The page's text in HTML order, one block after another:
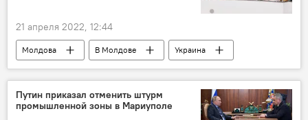
21 апреля 2022, 12:44
Молдова В Молдове
Украина
беженцы
Путин приказал отменить штурм
промышленной зоны в Мариуполе